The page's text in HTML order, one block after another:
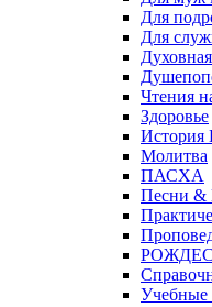
Для
Для
Чтения
Здоровье
История
Молитва
ПАСХА
Песни &
Учебные